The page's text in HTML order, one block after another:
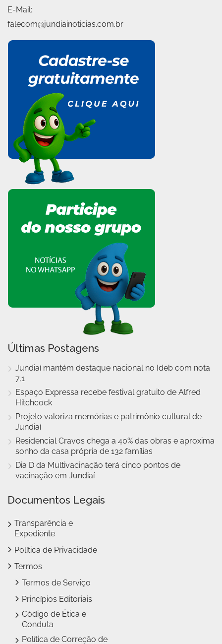
E-Mail:
falecom@jundiainoticias.com.br
Últimas Postagens
Jundiaí mantém destaque nacional no Ideb com nota
7,1
Espaço Expressa recebe festival gratuito de Alfred
Hitchcock
Projeto valoriza memórias e patrimônio cultural de
Jundiaí
Residencial Cravos chega a 40% das obras e aproxima
sonho da casa própria de 132 famílias
Dia D da Multivacinação terá cinco pontos de
vacinação em Jundiaí
Documentos Legais
Transparência e
Expediente
Política de Privacidade
Termos
Termos de Serviço
Princípios Editoriais
Código de Ética e
Conduta
Política de Correção de